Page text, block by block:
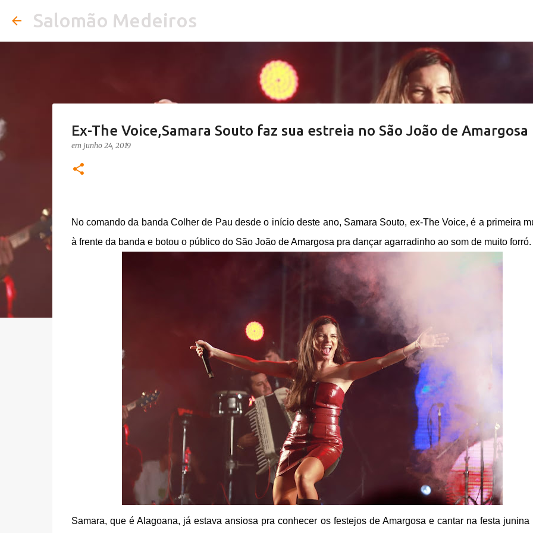
Salomão Medeiros
Ex-The Voice,Samara Souto faz sua estreia no São João de Amargosa
em junho 24, 2019
No comando da banda Colher de Pau desde o início deste ano, Samara Souto, ex-The Voice, é a primeira
à frente da banda e botou o público do São João de Amargosa pra dançar agarradinho ao som de muito forró.
Samara, que é Alagoana, já estava ansiosa pra conhecer os festejos de Amargosa e cantar na festa junina